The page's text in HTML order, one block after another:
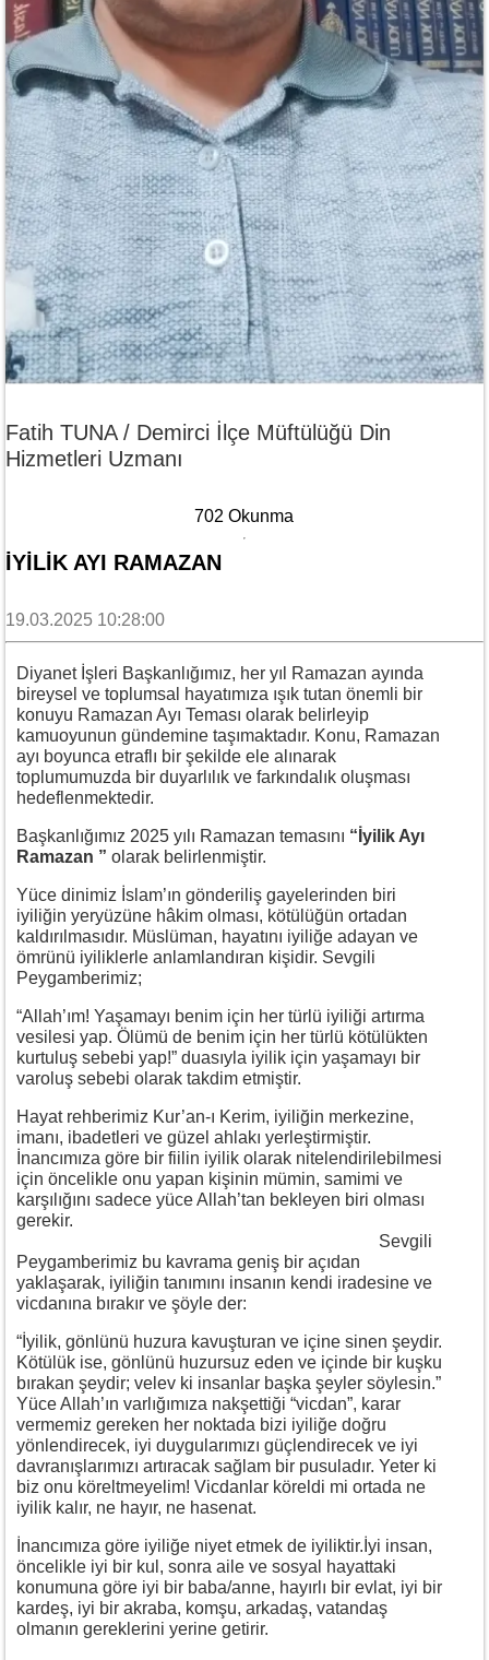
Fatih TUNA / Demirci İlçe Müftülüğü Din
Hizmetleri Uzmanı
702 Okunma
İYİLİK AYI RAMAZAN
19.03.2025 10:28:00
Diyanet İşleri Başkanlığımız, her yıl Ramazan ayında
bireysel ve toplumsal hayatımıza ışık tutan önemli bir
konuyu Ramazan Ayı Teması olarak belirleyip
kamuoyunun gündemine taşımaktadır. Konu, Ramazan
ayı boyunca etraflı bir şekilde ele alınarak
toplumumuzda bir duyarlılık ve farkındalık oluşması
hedeflenmektedir.
Başkanlığımız 2025 yılı Ramazan temasını “İyilik Ayı
Ramazan ” olarak belirlenmiştir.
Yüce dinimiz İslam’ın gönderiliş gayelerinden biri
iyiliğin yeryüzüne hâkim olması, kötülüğün ortadan
kaldırılmasıdır. Müslüman, hayatını iyiliğe adayan ve
ömrünü iyiliklerle anlamlandıran kişidir. Sevgili
Peygamberimiz;
“Allah’ım! Yaşamayı benim için her türlü iyiliği artırma
vesilesi yap. Ölümü de benim için her türlü kötülükten
kurtuluş sebebi yap!” duasıyla iyilik için yaşamayı bir
varoluş sebebi olarak takdim etmiştir.
Hayat rehberimiz Kur’an-ı Kerim, iyiliğin merkezine,
imanı, ibadetleri ve güzel ahlakı yerleştirmiştir.
İnancımıza göre bir fiilin iyilik olarak nitelendirilebilmesi
için öncelikle onu yapan kişinin mümin, samimi ve
karşılığını sadece yüce Allah’tan bekleyen biri olması
gerekir.
Sevgili
Peygamberimiz bu kavrama geniş bir açıdan
yaklaşarak, iyiliğin tanımını insanın kendi iradesine ve
vicdanına bırakır ve şöyle der:
“İyilik, gönlünü huzura kavuşturan ve içine sinen şeydir.
Kötülük ise, gönlünü huzursuz eden ve içinde bir kuşku
bırakan şeydir; velev ki insanlar başka şeyler söylesin.”
Yüce Allah’ın varlığımıza nakşettiği “vicdan”, karar
vermemiz gereken her noktada bizi iyiliğe doğru
yönlendirecek, iyi duygularımızı güçlendirecek ve iyi
davranışlarımızı artıracak sağlam bir pusuladır. Yeter ki
biz onu köreltmeyelim! Vicdanlar köreldi mi ortada ne
iyilik kalır, ne hayır, ne hasenat.
İnancımıza göre iyiliğe niyet etmek de iyiliktir.İyi insan,
öncelikle iyi bir kul, sonra aile ve sosyal hayattaki
konumuna göre iyi bir baba/anne, hayırlı bir evlat, iyi bir
kardeş, iyi bir akraba, komşu, arkadaş, vatandaş
olmanın gereklerini yerine getirir.